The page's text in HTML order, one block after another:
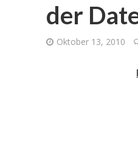
der
Oktober 13, 2010